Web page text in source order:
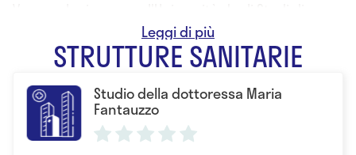
STRUTTURE SANITARIE
Studio della dottoressa Maria
Fantauzzo